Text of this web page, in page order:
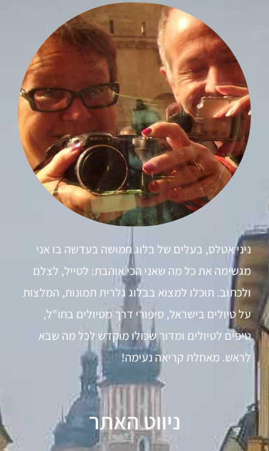
ניני אטלס, בעלים של בלוג חמושה בעדשה בו אני
מגשימה את כל מה שאני הכי אוהבת: לטייל, לצלם
ולכתוב. תוכלו למצוא בבלוג גלרית תמונות, המלצות
על טיולים בישראל, סיפורי דרך מטיולים בחו"ל,
טיפים לטיולים ומדור שכולו מוקדש לכל מה שבא
לראש. מאחלת קריאה נעימה!
ניווט האתר